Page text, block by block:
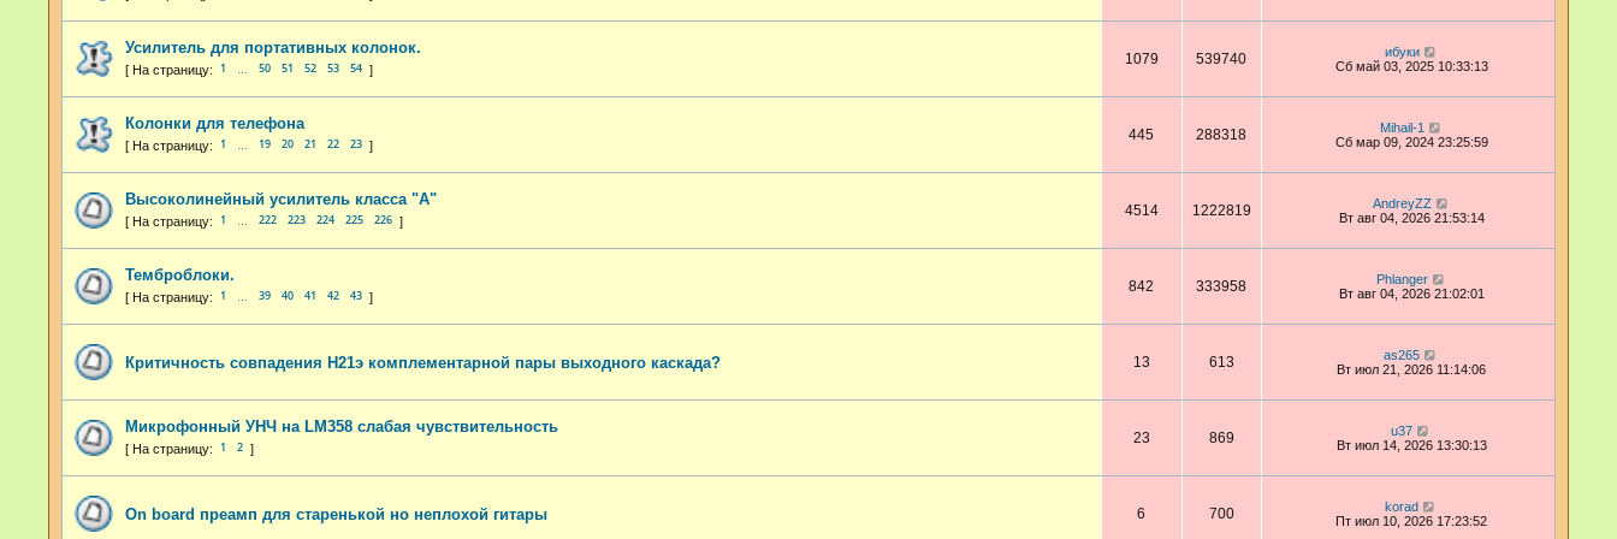
Усилитель для портативных колонок.
1 50 51 52 53 54
1079 539740
ибуки
Сб май 03, 2025 10:33:13
Колонки для телефона
1 19 20 21 22 23
445 288318
Mihail-1
Сб мар 09, 2024 23:25:59
Высоколинейный усилитель класса "А"
1 222 223 224 225 226
4514 1222819
AndreyZZ
Вт авг 04, 2026 21:53:14
Темброблоки.
1 39 40 41 42 43
842 333958
Phlanger
Вт авг 04, 2026 21:02:01
Критичность совпадения H21э комплементарной пары выходного каскада? 13 613
as265
Вт июл 21, 2026 11:14:06
Микрофонный УНЧ на LM358 слабая чувствительность
1 2
23 869
u37
Вт июл 14, 2026 13:30:13
On board преамп для старенькой но неплохой гитары 6 700
korad
Пт июл 10, 2026 17:23:52